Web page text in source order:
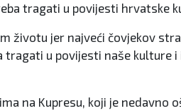
tragati u povijesti hrvatske
životu jer najveći čovjekov
u povijesti naše
na Kupresu, koji je